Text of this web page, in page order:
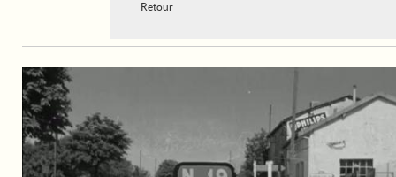
Retour